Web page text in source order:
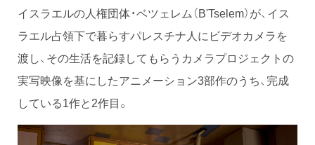
イスラエルの人権団体・ベツェレム（B'Tselem）が、イス
ラエル占領下で暮らすパレスチナ人にビデオカメラを
渡し、その生活を記録してもらうカメラプロジェクトの
実写映像を基にしたアニメーション3部作のうち、完成
している1作と2作目。